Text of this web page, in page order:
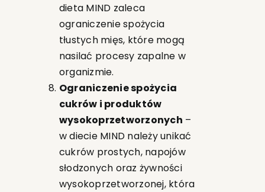
dieta MIND zaleca
ograniczenie spożycia
tłustych mięs, które mogą
nasilać procesy zapalne w
organizmie.
Ograniczenie spożycia
cukrów i produktów
wysokoprzetworzonych –
w diecie MIND należy unikać
cukrów prostych, napojów
słodzonych oraz żywności
wysokoprzetworzonej, która